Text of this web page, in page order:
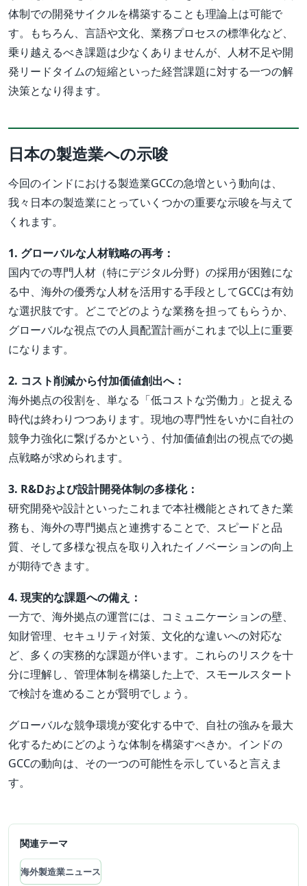
体制での開発サイクルを構築することも理論上は可能で
す。もちろん、言語や文化、業務プロセスの標準化など、
乗り越えるべき課題は少なくありませんが、人材不足や開
発リードタイムの短縮といった経営課題に対する一つの解
決策となり得ます。
日本の製造業への示唆
今回のインドにおける製造業GCCの急増という動向は、
我々日本の製造業にとっていくつかの重要な示唆を与えて
くれます。
1. グローバルな人材戦略の再考：
国内での専門人材（特にデジタル分野）の採用が困難にな
る中、海外の優秀な人材を活用する手段としてGCCは有効
な選択肢です。どこでどのような業務を担ってもらうか、
グローバルな視点での人員配置計画がこれまで以上に重要
になります。
2. コスト削減から付加価値創出へ：
海外拠点の役割を、単なる「低コストな労働力」と捉える
時代は終わりつつあります。現地の専門性をいかに自社の
競争力強化に繋げるかという、付加価値創出の視点での拠
点戦略が求められます。
3. R&Dおよび設計開発体制の多様化：
研究開発や設計といったこれまで本社機能とされてきた業
務も、海外の専門拠点と連携することで、スピードと品
質、そして多様な視点を取り入れたイノベーションの向上
が期待できます。
4. 現実的な課題への備え：
一方で、海外拠点の運営には、コミュニケーションの壁、
知財管理、セキュリティ対策、文化的な違いへの対応な
ど、多くの実務的な課題が伴います。これらのリスクを十
分に理解し、管理体制を構築した上で、スモールスタート
で検討を進めることが賢明でしょう。
グローバルな競争環境が変化する中で、自社の強みを最大
化するためにどのような体制を構築すべきか。インドの
GCCの動向は、その一つの可能性を示していると言えま
す。
関連テーマ
海外製造業ニュース